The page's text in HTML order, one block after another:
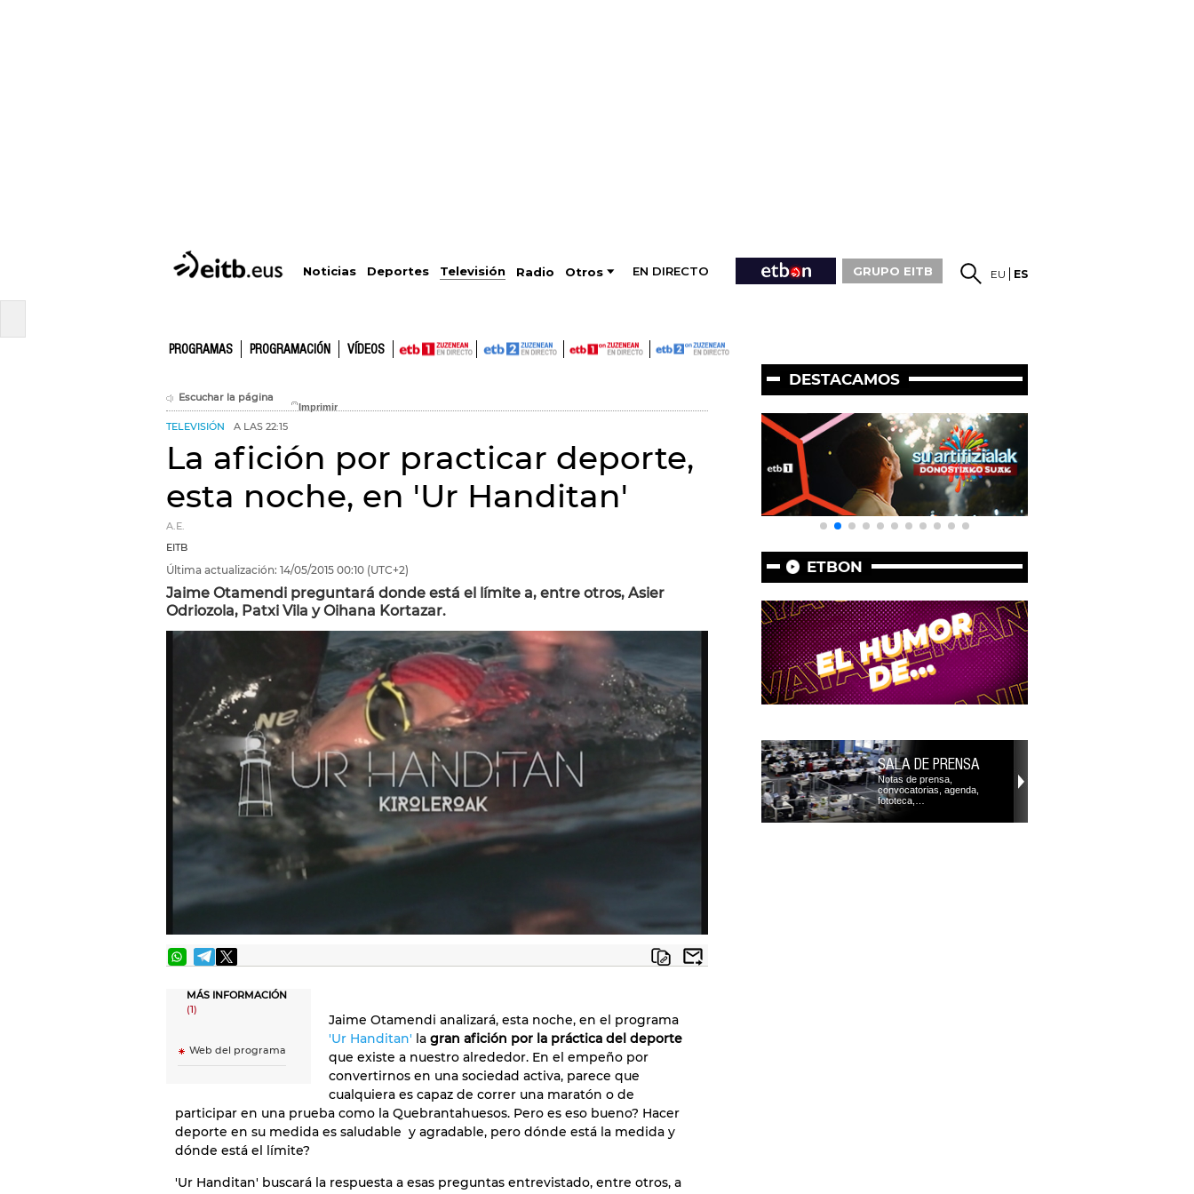
Noticias Deportes Televisión Radio Otros EN DIRECTO GRUPO EITB EU ES
PROGRAMAS PROGRAMACIÓN VÍDEOS
Escuchar la página
TELEVISIÓN A LAS 22:15
La afición por practicar deporte,
esta noche, en 'Ur Handitan'
A.E.
EITB
Última actualización: 14/05/2015 00:10 (UTC+2)
Jaime Otamendi preguntará donde está el límite a, entre otros, Asier
Odriozola, Patxi Vila y Oihana Kortazar.
MÁS INFORMACIÓN
(1)
Web del programa
Jaime Otamendi analizará, esta noche, en el programa
'Ur Handitan' la gran afición por la práctica del deporte
que existe a nuestro alrededor. En el empeño por
convertirnos en una sociedad activa, parece que
cualquiera es capaz de correr una maratón o de
participar en una prueba como la Quebrantahuesos. Pero es eso bueno? Hacer
deporte en su medida es saludable y agradable, pero dónde está la medida y
dónde está el límite?
'Ur Handitan' buscará la respuesta a esas preguntas entrevistado, entre otros, a
DESTACAMOS
ETBON
SALA DE PRENSA
Notas de prensa,
convocatorias, agenda,
fototeca,…